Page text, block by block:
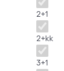
2+1
2+kk
3+1